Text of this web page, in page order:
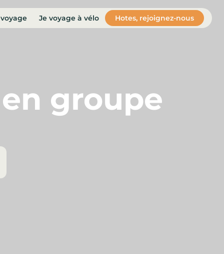
Je voyage à vélo Hotes, rejoignez-nous
groupe